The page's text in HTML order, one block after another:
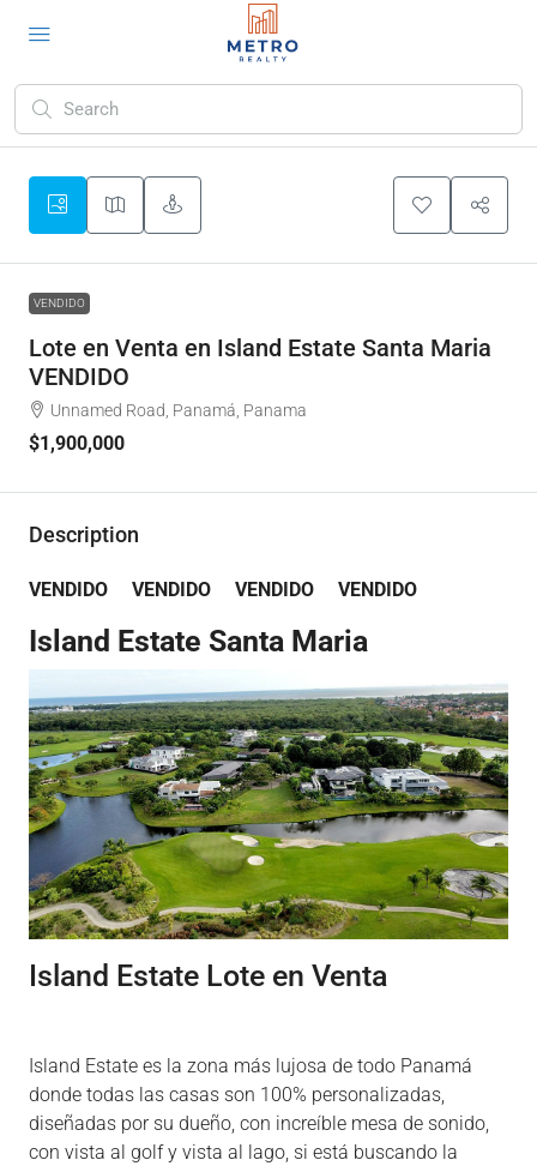
VENDIDO
Lote en Venta en Island Estate Santa Maria
VENDIDO
Unnamed Road, Panamá, Panama
$1,900,000
Description
VENDIDO VENDIDO VENDIDO VENDIDO
Island Estate Santa Maria
Island Estate Lote en Venta
Island Estate es la zona más lujosa de todo Panamá
donde todas las casas son 100% personalizadas,
diseñadas por su dueño, con increíble mesa de sonido,
con vista al golf y vista al lago, si está buscando la